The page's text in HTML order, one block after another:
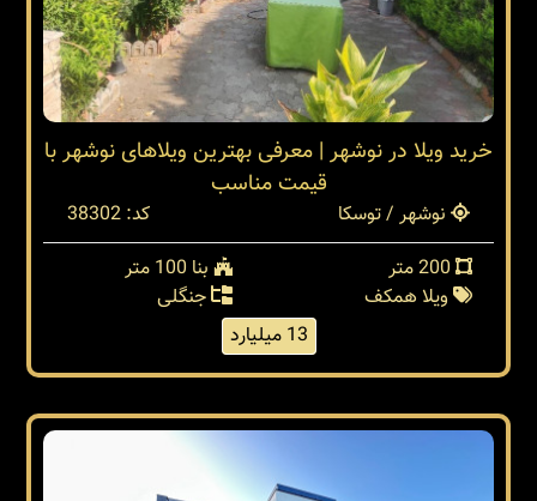
خرید ویلا در نوشهر | معرفی بهترین ویلاهای نوشهر با
قیمت مناسب
نوشهر / توسکا
کد: 38302
بنا 100 متر
ویلا همکف
جنگلی
13 میلیارد